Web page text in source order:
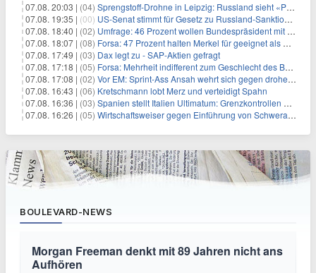
07.08. 20:03 | (04) Sprengstoff-Drohne in Leipzig: Russland sieht «Provokation»
07.08. 19:35 | (00) US-Senat stimmt für Gesetz zu Russland-Sanktionen
07.08. 18:40 | (02) Umfrage: 46 Prozent wollen Bundespräsident mit Politik-Erfahrung
07.08. 18:07 | (08) Forsa: 47 Prozent halten Merkel für geeignet als Bundespräsidentin
07.08. 17:49 | (03) Dax legt zu - SAP-Aktien gefragt
07.08. 17:18 | (05) Forsa: Mehrheit indifferent zum Geschlecht des Bundespräsidenten
07.08. 17:08 | (02) Vor EM: Sprint-Ass Ansah wehrt sich gegen drohende Sperre
07.08. 16:43 | (06) Kretschmann lobt Merz und verteidigt Spahn
07.08. 16:36 | (03) Spanien stellt Italien Ultimatum: Grenzkontrollen beenden
07.08. 16:26 | (05) Wirtschaftsweiser gegen Einführung von Schwerarbeiter-Rente
BOULEVARD-NEWS
Morgan Freeman denkt mit 89 Jahren nicht ans
Aufhören